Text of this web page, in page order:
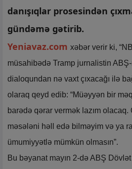
danışıqlar prosesindən
gündəmə gətirib.
Yeniavaz.com xəbər verir ki,
müsahibədə Tramp jurnalistin
dialoqundan nə vaxt çıxacağı ilə
olaraq qeyd edib: “Müəyyən bir
barədə qərar vermək lazım
məsələni həll edə bilməyim və ya
ümumiyyətlə mümkün olmasın”.
Bu bəyanat mayın 2-də ABŞ